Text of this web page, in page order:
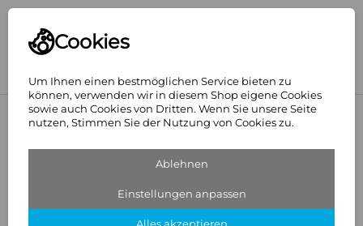
Cookies
Um Ihnen einen bestmöglichen Service bieten zu
können, verwenden wir in diesem Shop eigene Cookies
sowie auch Cookies von Dritten. Wenn Sie unsere Seite
nutzen, Stimmen Sie der Nutzung von Cookies zu.
Ablehnen
Einstellungen anpassen
Startseite
Sanitär & Heizung
Rohrsysteme Warmwassergeräte